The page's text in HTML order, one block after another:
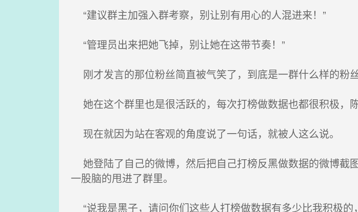
“建议群主加强入群考察，别让别有用心的人混进来！”
“管理员出来把她飞掉，别让她在这带节奏！”
刚才发言的那位粉丝简直被气笑了，到底是一群什么样的粉
她在这个群里也是很活跃的，每次打榜做数据也都很积极，
现在就因为站在客观的角度说了一句话，就被人这么说。
她登陆了自己的微博，然后把自己打榜反黑做数据的微博截
一股脑的甩进了群里。
“说我是黑子，请问你们这些人打榜做数据有多少比我积极